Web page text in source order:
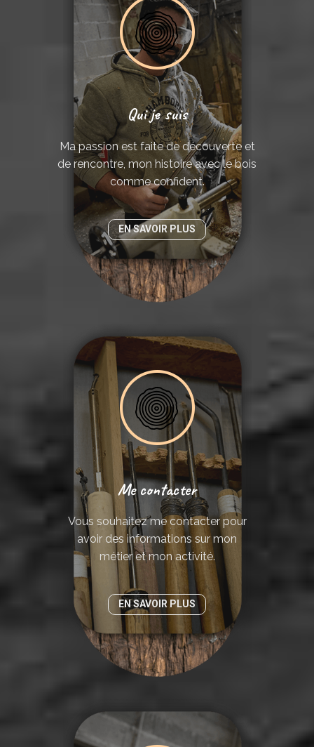
Qui je suis
Ma passion est faite de découverte et
de rencontre, mon histoire avec le bois
comme confident.
EN SAVOIR PLUS
Me contacter
Vous souhaitez me contacter pour
avoir des informations sur mon
métier et mon activité.
EN SAVOIR PLUS